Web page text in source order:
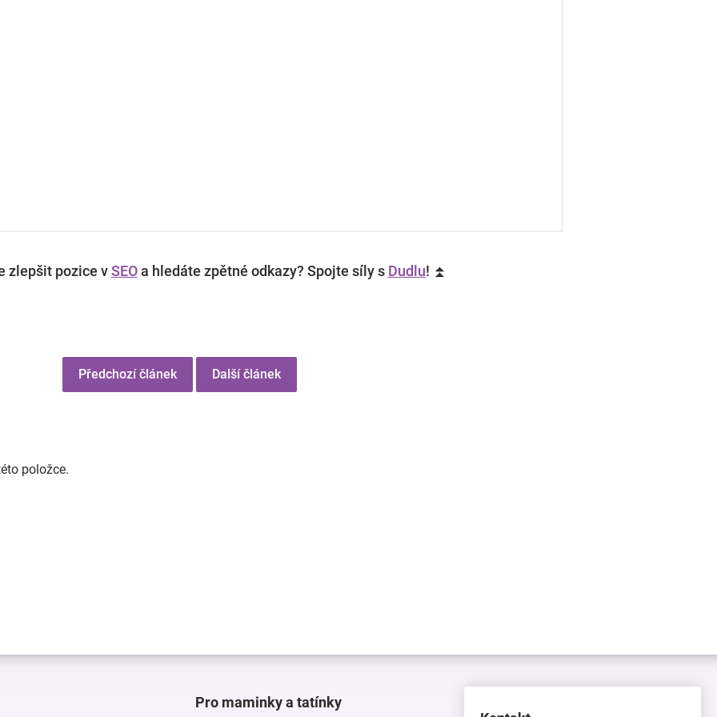
zlepšit pozice vSEOa hledáte zpětné odkazy? Spojte síly s Dudlu! ⏫
Předchozí článek Další článek
položce.
Pro maminky a tatínky